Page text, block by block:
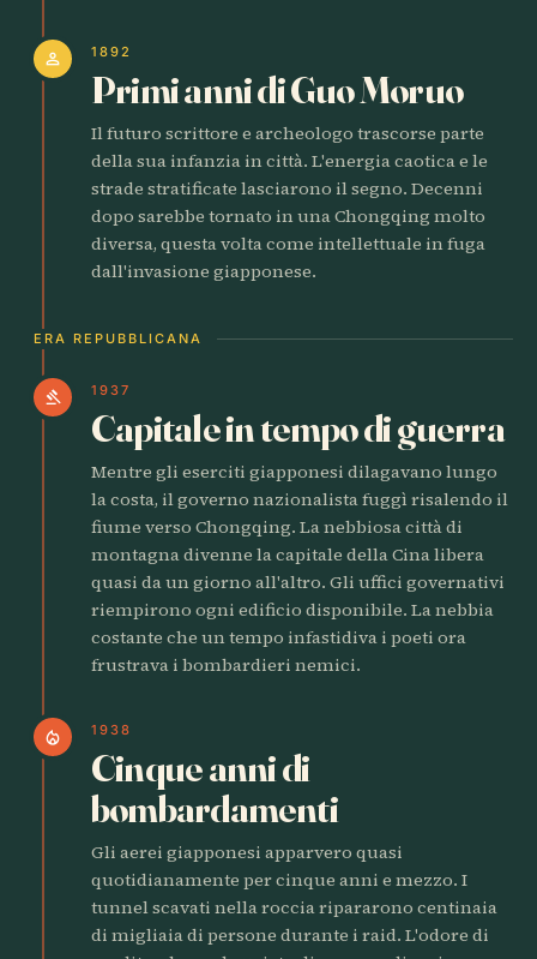
person 1892
Primi anni di Guo Moruo
Il futuro scrittore e archeologo trascorse parte
della sua infanzia in città. L'energia caotica e le
strade stratificate lasciarono il segno. Decenni
dopo sarebbe tornato in una Chongqing molto
diversa, questa volta come intellettuale in fuga
dall'invasione giapponese.
ERA REPUBBLICANA
gavel 1937
Capitale in tempo di guerra
Mentre gli eserciti giapponesi dilagavano lungo
la costa, il governo nazionalista fuggì risalendo il
fiume verso Chongqing. La nebbiosa città di
montagna divenne la capitale della Cina libera
quasi da un giorno all'altro. Gli uffici governativi
riempirono ogni edificio disponibile. La nebbia
costante che un tempo infastidiva i poeti ora
frustrava i bombardieri nemici.
local_fire_department 1938
Cinque anni di
bombardamenti
Gli aerei giapponesi apparvero quasi
quotidianamente per cinque anni e mezzo. I
tunnel scavati nella roccia ripararono centinaia
di migliaia di persone durante i raid. L'odore di